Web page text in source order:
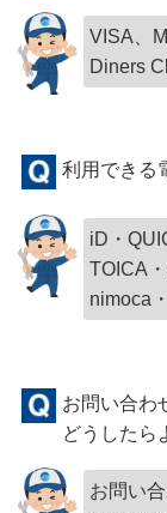
VISA、
Diners
利用できる
iD・
TOICA
nimoca
お問い合わ
どうしたら
お問い